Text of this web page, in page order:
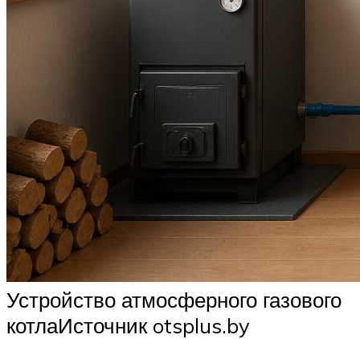
Устройство атмосферного газового
котлаИсточник otsplus.by